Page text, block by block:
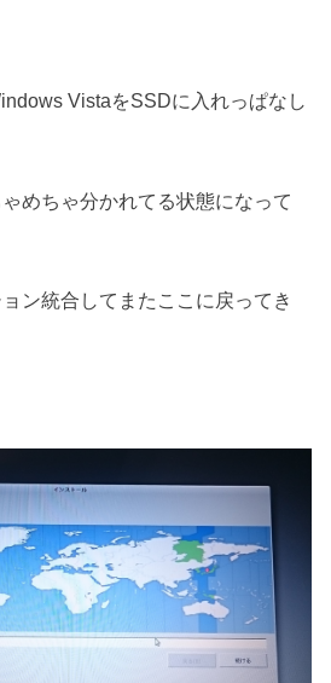
VistaをSSDに入れっぱなし
めちゃ分かれてる状態になって
ン統合してまたここに戻ってき